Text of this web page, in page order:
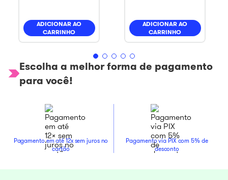
ADICIONAR AO
CARRINHO
ADICIONAR AO
CARRINHO
Escolha a melhor forma de pagamento
para você!
Pagamento em até 12x sem juros no
cartão
Pagamento via PIX com 5% de
desconto